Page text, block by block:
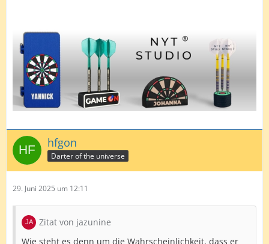
hfgon
Darter of the universe
29. Juni 2025 um 12:11
Zitat von jazunine
Wie steht es denn um die Wahrscheinlichkeit, dass er